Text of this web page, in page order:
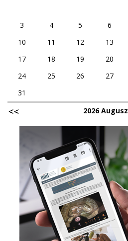
3
4 5 6
10
11 12 13
17
18 19 20
24
25 26 27
31
2026